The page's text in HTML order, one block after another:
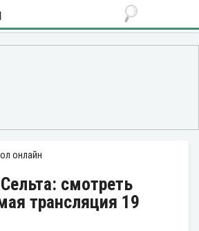
онлайн
смотреть
трансляция 19